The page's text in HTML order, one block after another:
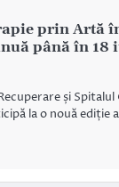
prin Artă
până în 18
și
la o nouă ediție